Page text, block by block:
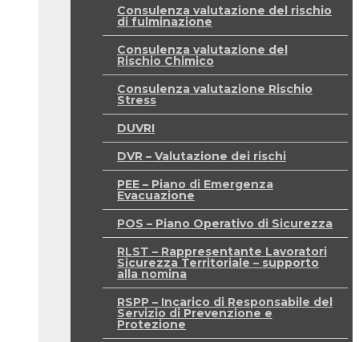
Consulenza valutazione del rischio
di fulminazione
Consulenza valutazione del
Rischio Chimico
Consulenza valutazione Rischio
Stress
DUVRI
DVR – Valutazione dei rischi
PEE – Piano di Emergenza
Evacuazione
POS – Piano Operativo di Sicurezza
RLST – Rappresentante Lavoratori
Sicurezza Territoriale – supporto
alla nomina
RSPP – Incarico di Responsabile del
Servizio di Prevenzione e
Protezione